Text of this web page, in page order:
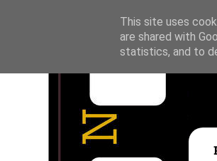
This site uses
are shared with
statistics, and to